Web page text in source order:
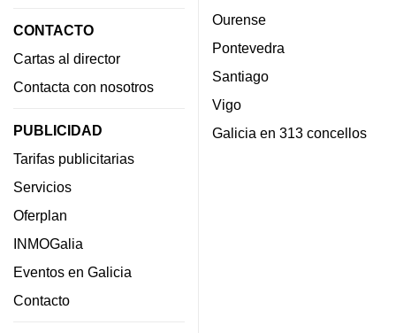
CONTACTO
Cartas al director
Contacta con nosotros
PUBLICIDAD
Tarifas publicitarias
Servicios
Oferplan
INMOGalia
Eventos en Galicia
Contacto
Ourense
Pontevedra
Santiago
Vigo
Galicia en 313 concellos